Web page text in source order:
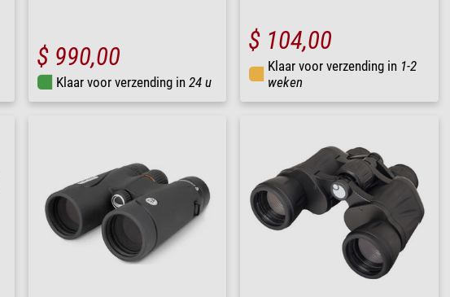
$ 990,00
Klaar voor verzending in 24 u
$ 104,00
Klaar voor verzending in 1-2
weken